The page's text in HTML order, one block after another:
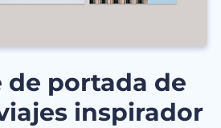
de portada de
inspirador